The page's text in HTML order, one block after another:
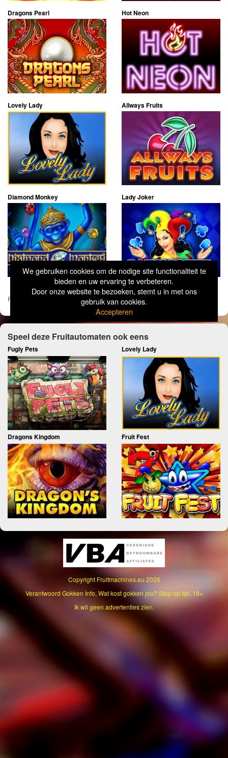
We gebruiken cookies om de nodige site functionaliteit te
bieden en uw ervaring te verbeteren.
Door onze website te bezoeken, stemt u in met ons
gebruik van cookies.
Accepteren
Dragons Pearl Hot Neon
Lovely Lady Allways Fruits
Diamond Monkey Lady Joker
Pages: 5 »
Speel deze Fruitautomaten ook eens
Fugly Pets Lovely Lady
Dragons Kingdom Fruit Fest
Copyright Fruitmachines.eu 2026
Verantwoord Gokken Info, Wat kost gokken jou? Stop op tijd, 18+
Ik wil geen advertenties zien.